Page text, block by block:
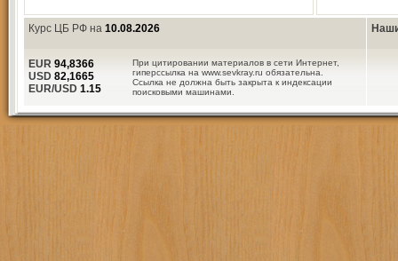
Курс ЦБ РФ на 10.08.2026
При цитировании материалов в сети Интернет,
гиперссылка на www.sevkray.ru обязательна.
Ссылка не должна быть закрыта к индексации
поисковыми машинами.
EUR 94,8366
USD 82,1665
EUR/USD 1.15